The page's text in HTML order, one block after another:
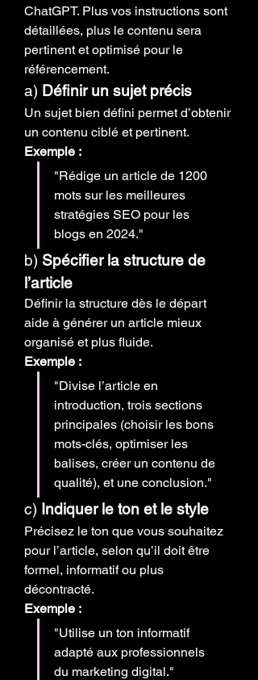
ChatGPT. Plus vos instructions sont
détaillées, plus le contenu sera
pertinent et optimisé pour le
référencement.
a) Définir un sujet précis
Un sujet bien défini permet d’obtenir
un contenu ciblé et pertinent.
Exemple :
"Rédige un article de 1200
mots sur les meilleures
stratégies SEO pour les
blogs en 2024."
b) Spécifier la structure de
l’article
Définir la structure dès le départ
aide à générer un article mieux
organisé et plus fluide.
Exemple :
"Divise l’article en
introduction, trois sections
principales (choisir les bons
mots-clés, optimiser les
balises, créer un contenu de
qualité), et une conclusion."
c) Indiquer le ton et le style
Précisez le ton que vous souhaitez
pour l’article, selon qu’il doit être
formel, informatif ou plus
décontracté.
Exemple :
"Utilise un ton informatif
adapté aux professionnels
du marketing digital."